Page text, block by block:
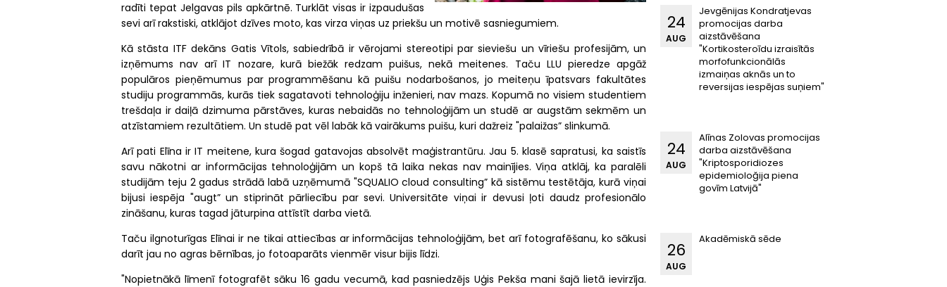
radīti tepat Jelgavas pils apkārtnē. Turklāt visas ir izpaudušas
sevi arī rakstiski, atklājot dzīves moto, kas virza viņas uz priekšu un motivē sasniegumiem.
Kā stāsta ITF dekāns Gatis Vītols, sabiedrībā ir vērojami stereotipi par sieviešu un vīriešu profesijām, un
izņēmums nav arī IT nozare, kurā biežāk redzam puišus, nekā meitenes. Taču LLU pieredze apgāž
populāros pieņēmumus par programmēšanu kā puišu nodarbošanos, jo meiteņu īpatsvars fakultātes
studiju programmās, kurās tiek sagatavoti tehnoloģiju inženieri, nav mazs. Kopumā no visiem studentiem
trešdaļa ir daiļā dzimuma pārstāves, kuras nebaidās no tehnoloģijām un studē ar augstām sekmēm un
atzīstamiem rezultātiem. Un studē pat vēl labāk kā vairākums puišu, kuri dažreiz "palaižas” slinkumā.
Arī pati Elīna ir IT meitene, kura šogad gatavojas absolvēt maģistrantūru. Jau 5. klasē sapratusi, ka saistīs
savu nākotni ar informācijas tehnoloģijām un kopš tā laika nekas nav mainījies. Viņa atklāj, ka paralēli
studijām teju 2 gadus strādā labā uzņēmumā "SQUALIO cloud consulting” kā sistēmu testētāja, kurā viņai
bijusi iespēja "augt” un stiprināt pārliecību par sevi. Universitāte viņai ir devusi ļoti daudz profesionālo
zināšanu, kuras tagad jāturpina attīstīt darba vietā.
Taču ilgnoturīgas Elīnai ir ne tikai attiecības ar informācijas tehnoloģijām, bet arī fotografēšanu, ko sākusi
darīt jau no agras bērnības, jo fotoaparāts vienmēr visur bijis līdzi.
"Nopietnākā līmenī fotografēt sāku 16 gadu vecumā, kad pasniedzējs Uģis Pekša mani šajā lietā ievirzīja.
Jevgēnijas Kondratjevas
promocijas darba
aizstāvēšana
"Kortikosteroīdu izraisītās
morfofunkcionālās
izmaiņas aknās un to
reversijas iespējas suņiem"
24
AUG
Alīnas Zolovas promocijas
darba aizstāvēšana
"Kriptosporidiozes
epidemioloğija piena
govīm Latvijā"
24
AUG
Akadēmiskā sēde
26
AUG